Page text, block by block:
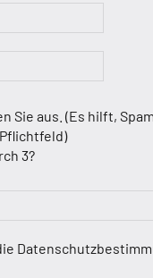
Sie aus. (Es hilft,
3?